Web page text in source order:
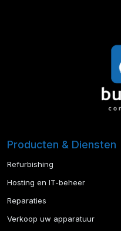
Producten & Diensten
Refurbishing
Hosting en IT-beheer
Reparaties
Verkoop uw apparatuur